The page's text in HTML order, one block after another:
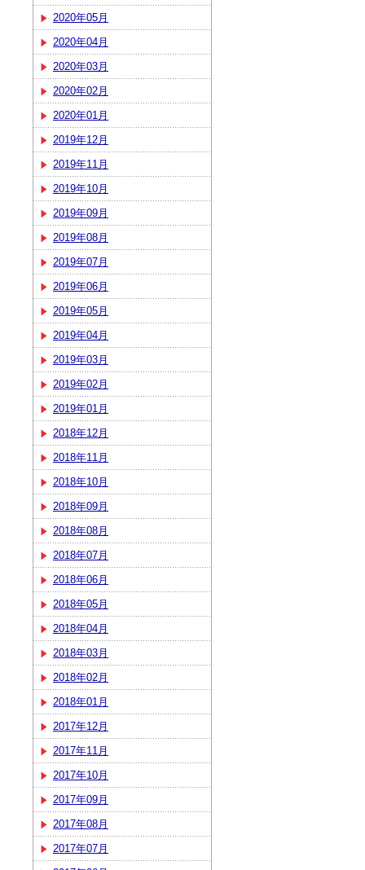
2020年05月
2020年04月
2020年03月
2020年02月
2020年01月
2019年12月
2019年11月
2019年10月
2019年09月
2019年08月
2019年07月
2019年06月
2019年05月
2019年04月
2019年03月
2019年02月
2019年01月
2018年12月
2018年11月
2018年10月
2018年09月
2018年08月
2018年07月
2018年06月
2018年05月
2018年04月
2018年03月
2018年02月
2018年01月
2017年12月
2017年11月
2017年10月
2017年09月
2017年08月
2017年07月